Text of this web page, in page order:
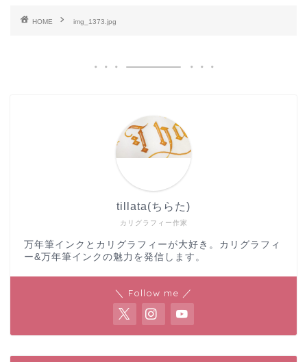
HOME img_1373.jpg
カリグラフィー作家
tillata(ちらた)
万年筆インクとカリグラフィーが大好き。カリグラフィ
ー&万年筆インクの魅力を発信します。
＼ Follow me ／